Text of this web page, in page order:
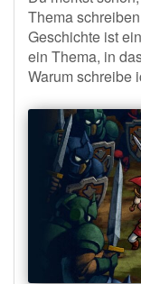
Thema
Geschichte ist
ein Thema, in
Warum schreibe